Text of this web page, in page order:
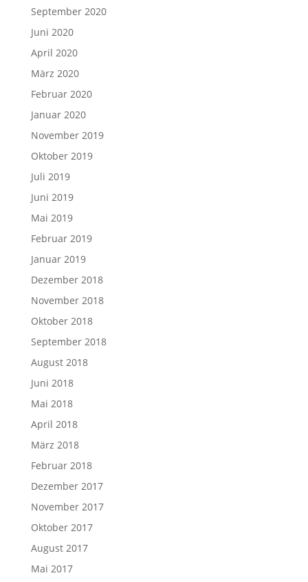
September 2020
Juni 2020
April 2020
März 2020
Februar 2020
Januar 2020
November 2019
Oktober 2019
Juli 2019
Juni 2019
Mai 2019
Februar 2019
Januar 2019
Dezember 2018
November 2018
Oktober 2018
September 2018
August 2018
Juni 2018
Mai 2018
April 2018
März 2018
Februar 2018
Dezember 2017
November 2017
Oktober 2017
August 2017
Mai 2017